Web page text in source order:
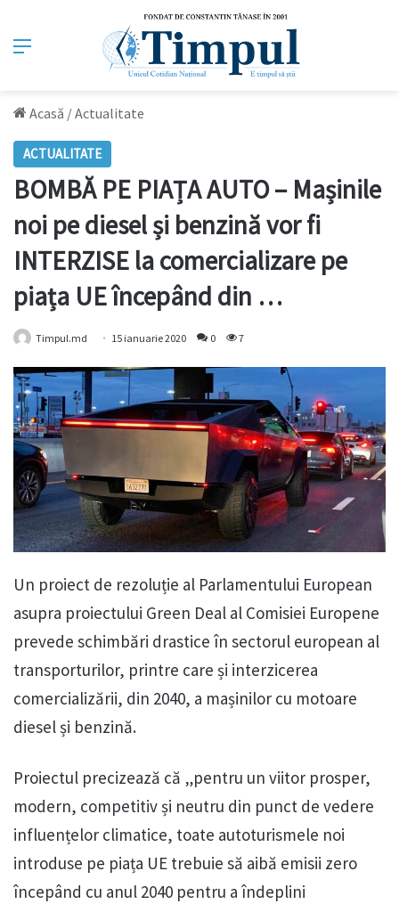
Meniu
Acasă /Actualitate
ACTUALITATE
BOMBĂ PE PIAȚA AUTO – Mașinile
noi pe diesel și benzină vor fi
INTERZISE la comercializare pe
piața UE începând din …
Timpul.md 15 ianuarie 2020 0 7
Un proiect de rezoluție al Parlamentului European
asupra proiectului Green Deal al Comisiei Europene
prevede schimbări drastice în sectorul european al
transporturilor, printre care și interzicerea
comercializării, din 2040, a mașinilor cu motoare
diesel și benzină.
Proiectul precizează că „pentru un viitor prosper,
modern, competitiv și neutru din punct de vedere
influențelor climatice, toate autoturismele noi
introduse pe piața UE trebuie să aibă emisii zero
începând cu anul 2040 pentru a îndeplini